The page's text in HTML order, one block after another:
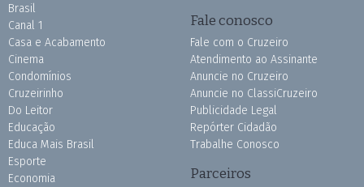
Brasil
Canal 1
Casa e Acabamento
Cinema
Condomínios
Cruzeirinho
Do Leitor
Educação
Educa Mais Brasil
Esporte
Economia
Fale conosco
Fale com o Cruzeiro
Atendimento ao Assinante
Anuncie no Cruzeiro
Anuncie no ClassiCruzeiro
Publicidade Legal
Repórter Cidadão
Trabalhe Conosco
Parceiros